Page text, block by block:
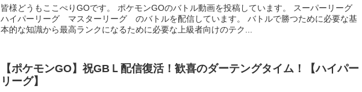
皆様どうもここぺりGOです。 ポケモンGOのバトル動画を投稿しています。 スーパーリーグ
ハイパーリーグ マスターリーグ のバトルを配信しています。 バトルで勝つために必要な基
本的な知識から最高ランクになるために必要な上級者向けのテク...
【ポケモンGO】祝GBＬ配信復活！歓喜のダーテングタイム！【ハイパー
リーグ】